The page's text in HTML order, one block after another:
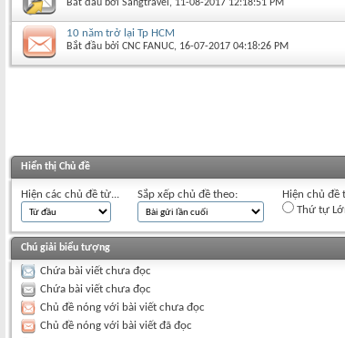
Bắt đầu bởi Sangtravel ‎, 11-08-2017 12:18:51 PM
10 năm trở lại Tp HCM
Bắt đầu bởi CNC FANUC‎, 16-07-2017 04:18:26 PM
Hiển thị Chủ đề
Hiện các chủ đề từ... Sắp xếp chủ đề theo:
Hiện chủ đề
Thứ tự
Chú giải biểu tượng
Chứa bài viết chưa đọc
Chứa bài viết chưa đọc
Chủ đề nóng với bài viết chưa đọc
Chủ đề nóng với bài viết đã đọc